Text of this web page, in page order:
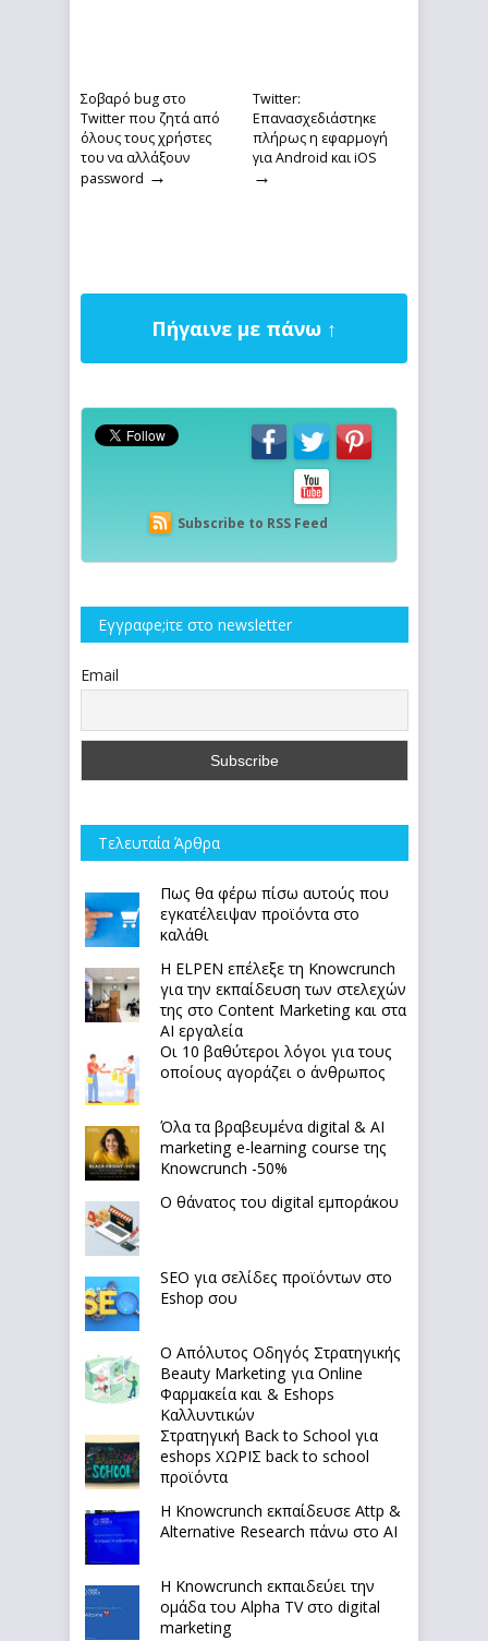
Σοβαρό bug στο
Twitter που ζητά από
όλους τους χρήστες
του να αλλάξουν
password →
Twitter:
Επανασχεδιάστηκε
πλήρως η εφαρμογή
για Android και iOS
→
Πήγαινε με πάνω ↑
Subscribe to RSS Feed
Εγγραφe;iτε στο newsletter
Email
Τελευταία Άρθρα
Πως θα φέρω πίσω αυτούς που
εγκατέλειψαν προϊόντα στο
καλάθι
Η ELPEN επέλεξε τη Knowcrunch
για την εκπαίδευση των στελεχών
της στο Content Marketing και στα
AI εργαλεία
Οι 10 βαθύτεροι λόγοι για τους
οποίους αγοράζει ο άνθρωπος
Όλα τα βραβευμένα digital & AI
marketing e-learning course της
Knowcrunch -50%
Ο θάνατος του digital εμποράκου
SEO για σελίδες προϊόντων στο
Eshop σου
Ο Απόλυτoς Οδηγός Στρατηγικής
Beauty Marketing για Online
Φαρμακεία και & Eshops
Καλλυντικών
Στρατηγική Back to School για
eshops ΧΩΡΙΣ back to school
προϊόντα
Η Knowcrunch εκπαίδευσε Attp &
Alternative Research πάνω στο ΑΙ
Η Knowcrunch εκπαιδεύει την
ομάδα του Alpha TV στο digital
marketing